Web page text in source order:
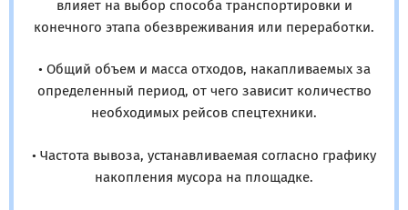
влияет на выбор способа транспортировки и
конечного этапа обезвреживания или переработки.
• Общий объем и масса отходов, накапливаемых за
определенный период, от чего зависит количество
необходимых рейсов спецтехники.
• Частота вывоза, устанавливаемая согласно графику
накопления мусора на площадке.